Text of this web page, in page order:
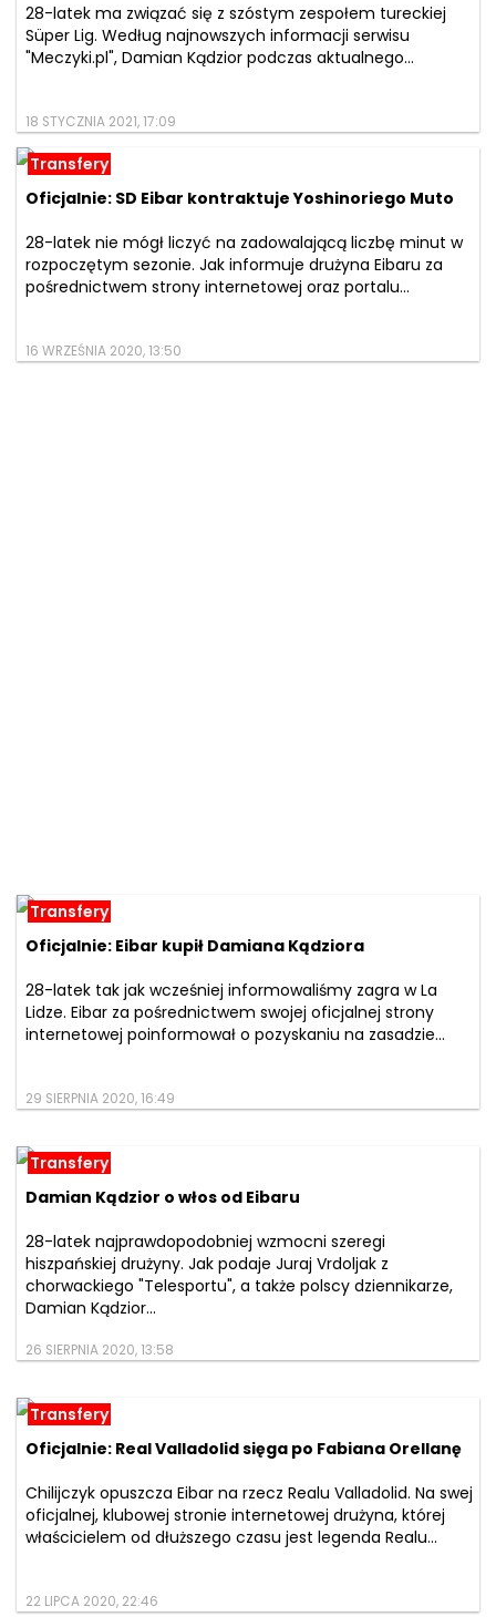
28-latek ma związać się z szóstym zespołem tureckiej
Süper Lig. Według najnowszych informacji serwisu
"Meczyki.pl", Damian Kądzior podczas aktualnego...
18 STYCZNIA 2021, 17:09
Transfery
Oficjalnie: SD Eibar kontraktuje Yoshinoriego Muto
28-latek nie mógł liczyć na zadowalającą liczbę minut w
rozpoczętym sezonie. Jak informuje drużyna Eibaru za
pośrednictwem strony internetowej oraz portalu...
16 WRZEŚNIA 2020, 13:50
Transfery
Oficjalnie: Eibar kupił Damiana Kądziora
28-latek tak jak wcześniej informowaliśmy zagra w La
Lidze. Eibar za pośrednictwem swojej oficjalnej strony
internetowej poinformował o pozyskaniu na zasadzie...
29 SIERPNIA 2020, 16:49
Transfery
Damian Kądzior o włos od Eibaru
28-latek najprawdopodobniej wzmocni szeregi
hiszpańskiej drużyny. Jak podaje Juraj Vrdoljak z
chorwackiego "Telesportu", a także polscy dziennikarze,
Damian Kądzior...
26 SIERPNIA 2020, 13:58
Transfery
Oficjalnie: Real Valladolid sięga po Fabiana Orellanę
Chilijczyk opuszcza Eibar na rzecz Realu Valladolid. Na swej
oficjalnej, klubowej stronie internetowej drużyna, której
właścicielem od dłuższego czasu jest legenda Realu...
22 LIPCA 2020, 22:46